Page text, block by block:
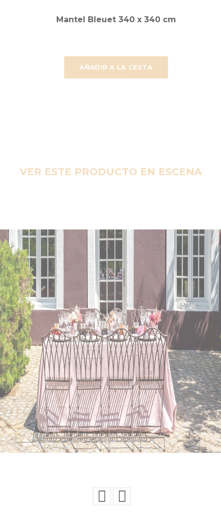
AÑADIR A LA CESTA
Mantel Bleuet 340 x 340 cm
VER ESTE PRODUCTO EN ESCENA